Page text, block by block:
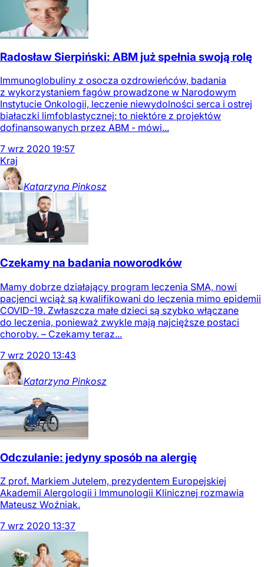
Radosław Sierpiński: ABM już spełnia swoją rolę
Immunoglobuliny z osocza ozdrowieńców, badania
z wykorzystaniem fagów prowadzone w Narodowym
Instytucie Onkologii, leczenie niewydolności serca i ostrej
białaczki limfoblastycznej: to niektóre z projektów
dofinansowanych przez ABM - mówi...
7 wrz 2020 19:57
Kraj
Katarzyna Pinkosz
Czekamy na badania noworodków
Mamy dobrze działający program leczenia SMA, nowi
pacjenci wciąż są kwalifikowani do leczenia mimo epidemii
COVID-19. Zwłaszcza małe dzieci są szybko włączane
do leczenia, ponieważ zwykle mają najcięższe postaci
choroby. – Czekamy teraz...
7 wrz 2020 13:43
Katarzyna Pinkosz
Odczulanie: jedyny sposób na alergię
Z prof. Markiem Jutelem, prezydentem Europejskiej
Akademii Alergologii i Immunologii Klinicznej rozmawia
Mateusz Woźniak.
7 wrz 2020 13:37